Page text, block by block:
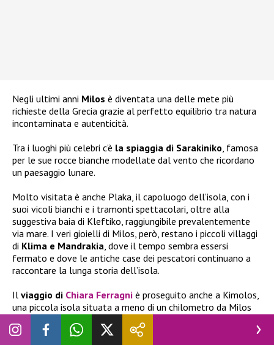
Negli ultimi anni Milos è diventata una delle mete più
richieste della Grecia grazie al perfetto equilibrio tra natura
incontaminata e autenticità.
Tra i luoghi più celebri c’è la spiaggia di Sarakiniko, famosa
per le sue rocce bianche modellate dal vento che ricordano
un paesaggio lunare.
Molto visitata è anche Plaka, il capoluogo dell’isola, con i
suoi vicoli bianchi e i tramonti spettacolari, oltre alla
suggestiva baia di Kleftiko, raggiungibile prevalentemente
via mare. I veri gioielli di Milos, però, restano i piccoli villaggi
di Klima e Mandrakia, dove il tempo sembra essersi
fermato e dove le antiche case dei pescatori continuano a
raccontare la lunga storia dell’isola.
Il viaggio di Chiara Ferragni è proseguito anche a Kimolos,
una piccola isola situata a meno di un chilometro da Milos
ma ancora lontana dai grandi flussi turistici. Qui il ritmo è
decisamente più tranquillo e il paesaggio conserva